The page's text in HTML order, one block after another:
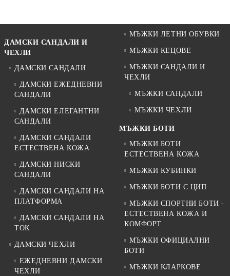
ДАМСКИ САНДАЛИ И
ЧЕХЛИ
ДАМСКИ САНДАЛИ
ДАМСКИ ЕЖЕДНЕВНИ
САНДАЛИ
ДАМСКИ ЕЛЕГАНТНИ
САНДАЛИ
ДАМСКИ САНДАЛИ
ЕСТЕСТВЕНА КОЖА
ДАМСКИ НИСКИ
САНДАЛИ
ДАМСКИ САНДАЛИ НА
ПЛАТФОРМА
ДАМСКИ САНДАЛИ НА
ТОК
ДАМСКИ ЧЕХЛИ
ЕЖЕДНЕВНИ ДАМСКИ
ЧЕХЛИ
МЪЖКИ ЛЕТНИ ОБУВКИ
МЪЖКИ КЕЦОВЕ
МЪЖКИ САНДАЛИ И
ЧЕХЛИ
МЪЖКИ САНДАЛИ
МЪЖКИ ЧЕХЛИ
МЪЖКИ БОТИ
МЪЖКИ БОТИ
ЕСТЕСТВЕНА КОЖА
МЪЖКИ КУБИНКИ
МЪЖКИ БОТИ С ЦИП
МЪЖКИ СПОРТНИ БОТИ -
ЕСТЕСТВЕНА КОЖА И
КОМФОРТ
МЪЖКИ ОФИЦИАЛНИ
БОТИ
МЪЖКИ КЛАРКОВЕ